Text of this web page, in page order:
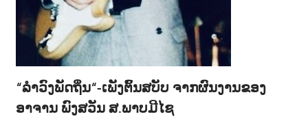
“ລຳວົງພັດຖິ່ນ“-ເພັງຕົ້ນສບັບ ຈາກຜົນງານຂອງ
ອາຈານ ພົງສວັນ ສ.ພາບມີໄຊ